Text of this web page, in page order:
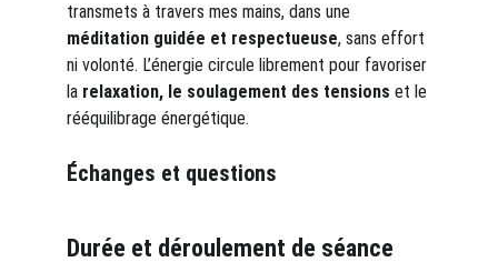
transmets à travers mes mains, dans une
méditation guidée et respectueuse, sans effort
ni volonté. L’énergie circule librement pour favoriser
la relaxation, le soulagement des tensions et le
rééquilibrage énergétique.
Durée et déroulement de séance
Échanges et questions